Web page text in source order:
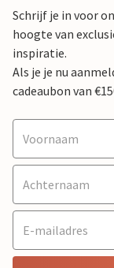
Schrijf je in voor
hoogte van
inspiratie.
Als je je nu
cadeaubon van